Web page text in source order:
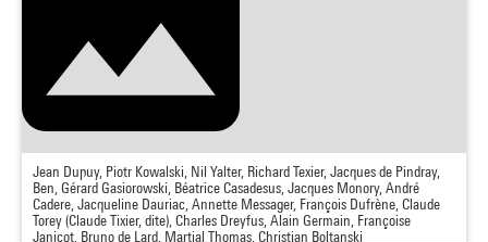
Jean Dupuy, Piotr Kowalski, Nil Yalter, Richard Texier, Jacques de Pindray,
Ben, Gérard Gasiorowski, Béatrice Casadesus, Jacques Monory, André
Cadere, Jacqueline Dauriac, Annette Messager, François Dufrène, Claude
Torey (Claude Tixier, dite), Charles Dreyfus, Alain Germain, Françoise
Janicot, Bruno de Lard, Martial Thomas, Christian Boltanski